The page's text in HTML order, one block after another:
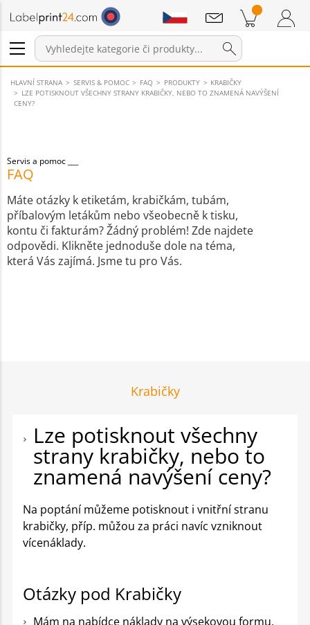
Přihlášení / Registrace
Položky v košíku Nákupní Košík
Sdělení
HLAVNÍ STRANA SERVIS & POMOC FAQ PRODUKTY
KRABIČKY
LZE POTISKNOUT VŠECHNY STRANY KRABIČKY, NEBO TO ZNAMENÁ NAVÝŠENÍ
CENY?
Servis a pomoc
FAQ
Máte otázky k etiketám, krabičkám, tubám,
příbalovým letákům nebo všeobecně k tisku,
kontu či fakturám? Žádný problém! Zde najdete
odpovědi. Klikněte jednoduše dole na téma,
která Vás zajímá. Jsme tu pro Vás.
Krabičky
Lze potisknout všechny
strany krabičky, nebo to
znamená navýšení ceny?
Na poptání můžeme potisknout i vnitřní stranu
krabičky, příp. můžou za práci navíc vzniknout
vícenáklady.
Otázky pod Krabičky
Mám na nabídce náklady na výsekovou formu,